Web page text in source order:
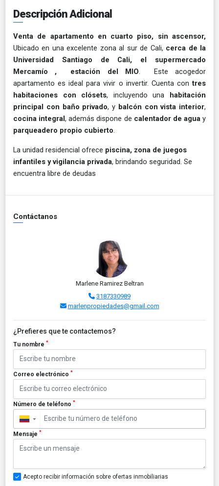
Descripción Adicional
Venta de apartamento en cuarto piso, sin ascensor,
Ubicado en una excelente zona al sur de Cali, cerca de la
Universidad Santiago de Cali, el supermercado
Mercamío , estación del MIO. Este acogedor
apartamento es ideal para vivir o invertir. Cuenta contres
habitaciones con clósets, incluyendo una habitación
principal con baño privado, y balcón con vista interior,
cocina integral, además dispone de calentador de aguay
parqueadero propio cubierto.
La unidad residencial ofrece piscina, zona de juegos
infantiles y vigilancia privada, brindando seguridad. Se
encuentra libre de deudas
Contáctanos
Marlene Ramirez Beltran
3187330989
marlenpropiedades@gmail.com
¿Prefieres que te contactemos?
Tu nombre *
Correo electrónico *
Número de teléfono *
▼
Mensaje *
Acepto recibir información sobre ofertas inmobiliarias